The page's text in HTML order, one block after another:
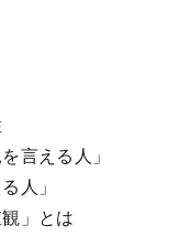
言える人」
人」
」とは